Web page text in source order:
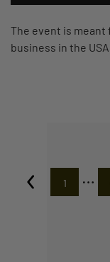
The event is
business in the
1 …